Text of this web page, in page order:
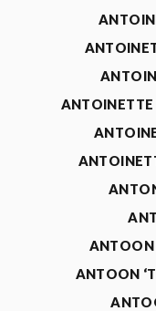
ANTOINETTE
ANTOON
ANTOON